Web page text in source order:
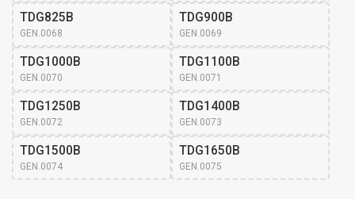
TDG825B
GEN.0068
TDG900B
GEN.0069
TDG1000B
GEN.0070
TDG1100B
GEN.0071
TDG1250B
GEN.0072
TDG1400B
GEN.0073
TDG1500B
GEN.0074
TDG1650B
GEN.0075